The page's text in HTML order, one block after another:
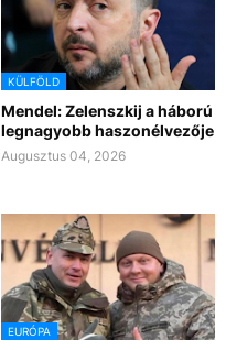
KÜLFÖLD
Mendel: Zelenszkij a háború
legnagyobb haszonélvezője
Augusztus 04, 2026
EURÓPA